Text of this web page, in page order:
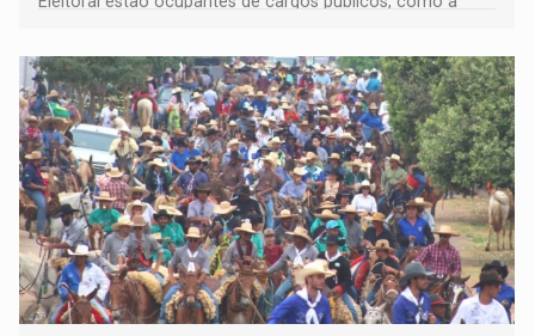
Pedro Geovar (PP) e a vice-prefeita Magna dos Anjos
(NOVO)